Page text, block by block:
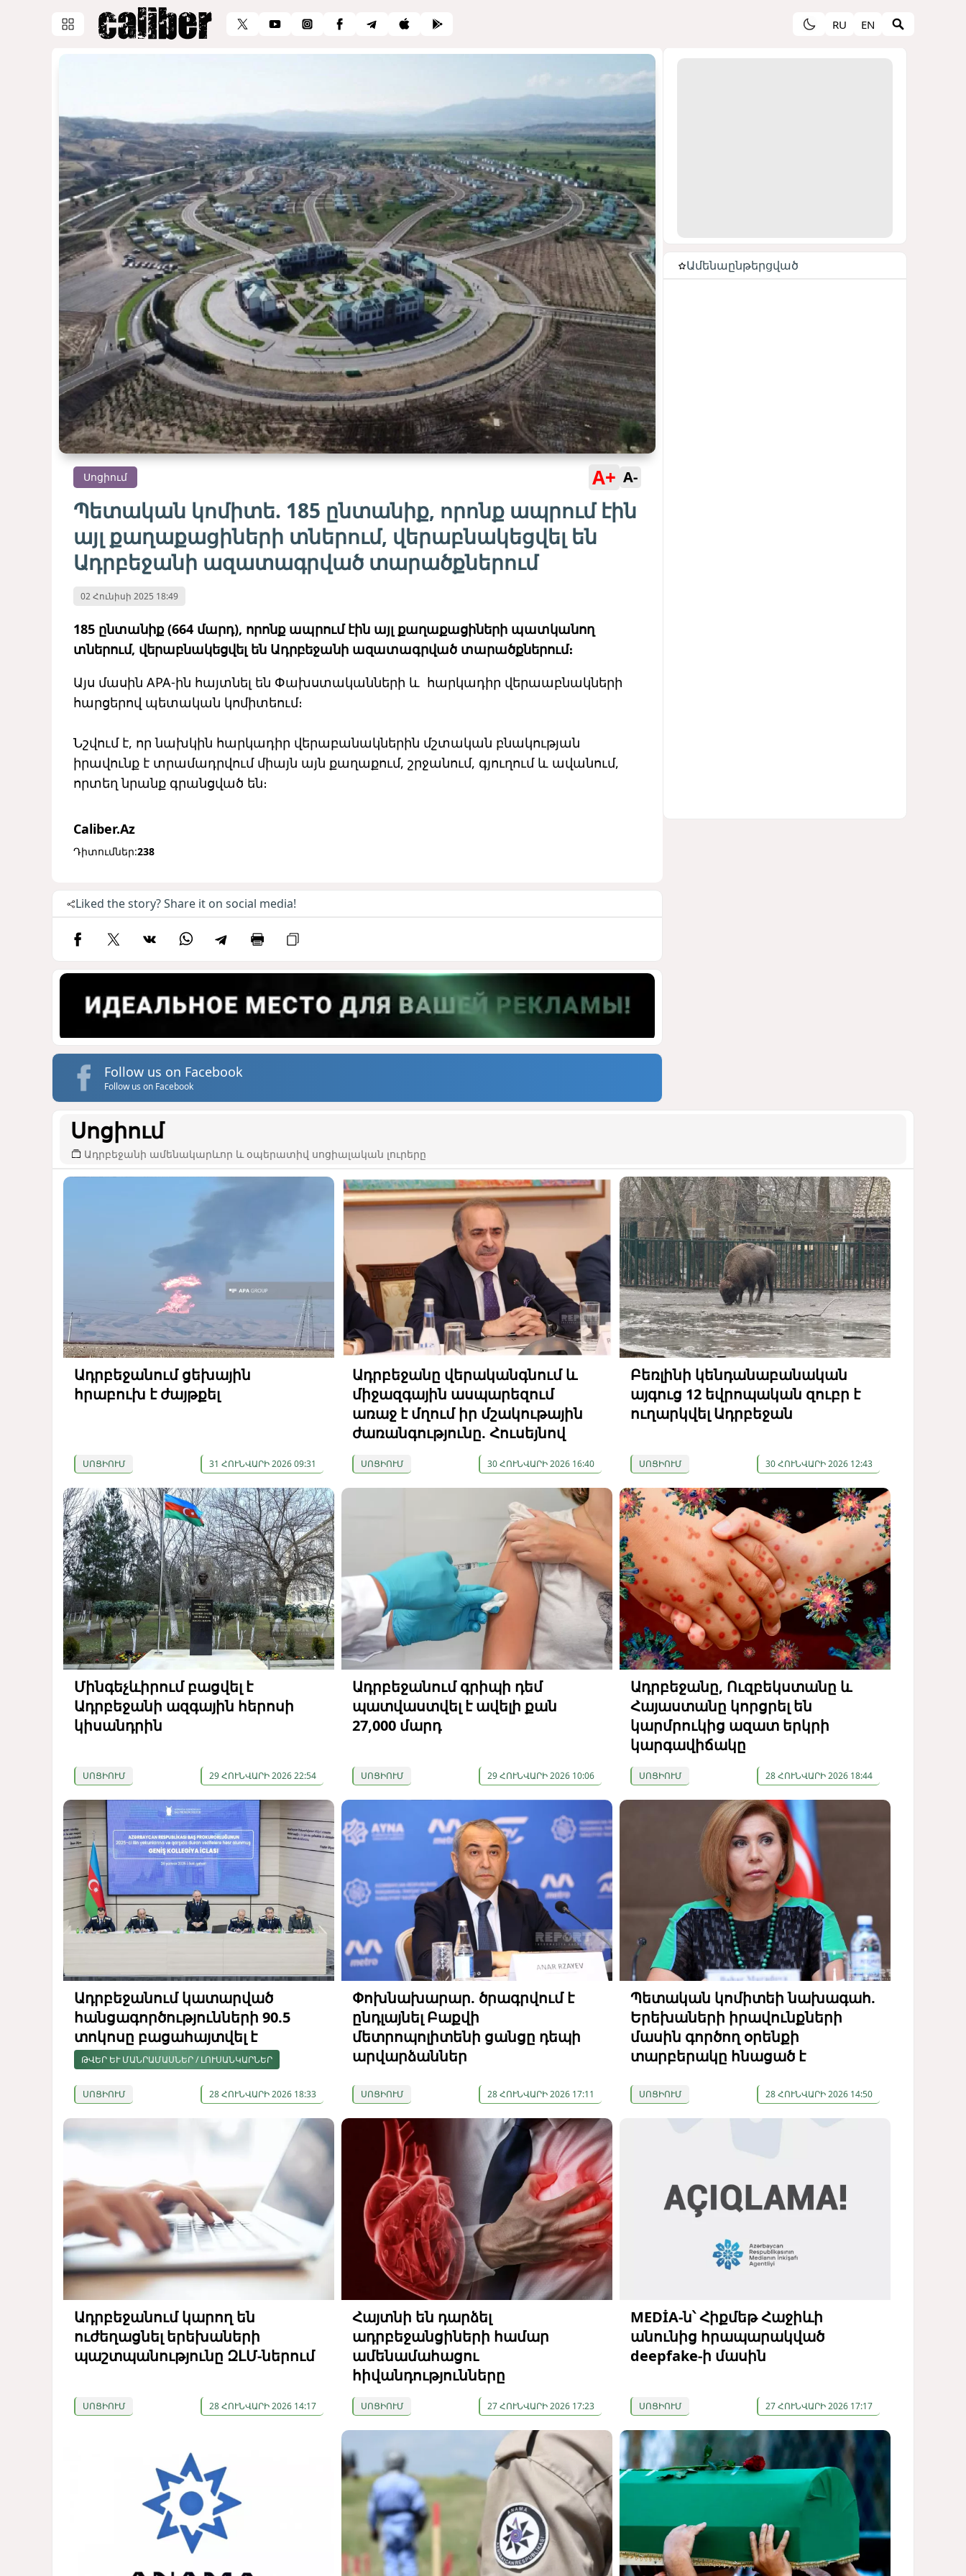
RU EN
Սոցիում A+ A-
Պետական ​​կոմիտե. 185 ընտանիք, որոնք ապրում էին
այլ քաղաքացիների տներում, վերաբնակեցվել են
Ադրբեջանի ազատագրված տարածքներում
02 Հունիսի 2025 18:49
185 ընտանիք (664 մարդ), որոնք ապրում էին այլ քաղաքացիների պատկանող
տներում, վերաբնակեցվել են Ադրբեջանի ազատագրված տարածքներում։
Այս մասին APA-ին հայտնել են Փախստականների և հարկադիր վերաաբնակների
հարցերով պետական ​​կոմիտեում։
Նշվում է, որ նախկին հարկադիր վերաբանակներին մշտական ​​բնակության
իրավունք է տրամադրվում միայն այն քաղաքում, շրջանում, գյուղում և ավանում,
որտեղ նրանք գրանցված են։
Caliber.Az
Դիտումներ:238
Liked the story? Share it on social media!
Follow us on Facebook
Follow us on Facebook
Ամենաընթերցված
Սոցիում
Ադրբեջանի ամենակարևոր և օպերատիվ սոցիալական լուրերը
Ադրբեջանում ցեխային
հրաբուխ է ժայթքել
ՍՈՑԻՈՒՄ 31 ՀՈՒՆՎԱՐԻ 2026 09:31
Ադրբեջանը վերականգնում և
միջազգային ասպարեզում
առաջ է մղում իր մշակութային
ժառանգությունը. Հուսեյնով
ՍՈՑԻՈՒՄ 30 ՀՈՒՆՎԱՐԻ 2026 16:40
Բեռլինի կենդանաբանական
այգուց 12 եվրոպական զուբր է
ուղարկվել Ադրբեջան
ՍՈՑԻՈՒՄ 30 ՀՈՒՆՎԱՐԻ 2026 12:43
Մինգեչևիրում բացվել է
Ադրբեջանի ազգային հերոսի
կիսանդրին
ՍՈՑԻՈՒՄ 29 ՀՈՒՆՎԱՐԻ 2026 22:54
Ադրբեջանում գրիպի դեմ
պատվաստվել է ավելի քան
27,000 մարդ
ՍՈՑԻՈՒՄ 29 ՀՈՒՆՎԱՐԻ 2026 10:06
Ադրբեջանը, Ուզբեկստանը և
Հայաստանը կորցրել են
կարմրուկից ազատ երկրի
կարգավիճակը
ՍՈՑԻՈՒՄ 28 ՀՈՒՆՎԱՐԻ 2026 18:44
Ադրբեջանում կատարված
հանցագործությունների 90.5
տոկոսը բացահայտվել է
ԹՎԵՐ ԵՒ ՄԱՆՐԱՄԱՍՆԵՐ / ԼՈՒՍԱՆԿԱՐՆԵՐ
ՍՈՑԻՈՒՄ 28 ՀՈՒՆՎԱՐԻ 2026 18:33
Փոխնախարար. ծրագրվում է
ընդլայնել Բաքվի
մետրոպոլիտենի ցանցը դեպի
արվարձաններ
ՍՈՑԻՈՒՄ 28 ՀՈՒՆՎԱՐԻ 2026 17:11
Պետական ​​կոմիտեի նախագահ.
Երեխաների իրավունքների
մասին գործող օրենքի
տարբերակը հնացած է
ՍՈՑԻՈՒՄ 28 ՀՈՒՆՎԱՐԻ 2026 14:50
Ադրբեջանում կարող են
ուժեղացնել երեխաների
պաշտպանությունը ԶԼՄ-ներում
ՍՈՑԻՈՒՄ 28 ՀՈՒՆՎԱՐԻ 2026 14:17
Հայտնի են դարձել
ադրբեջանցիների համար
ամենամահացու
հիվանդությունները
ՍՈՑԻՈՒՄ 27 ՀՈՒՆՎԱՐԻ 2026 17:23
MEDİA-ն՝ Հիքմեթ Հաջիևի
անունից հրապարակված
deepfake-ի մասին
ՍՈՑԻՈՒՄ 27 ՀՈՒՆՎԱՐԻ 2026 17:17